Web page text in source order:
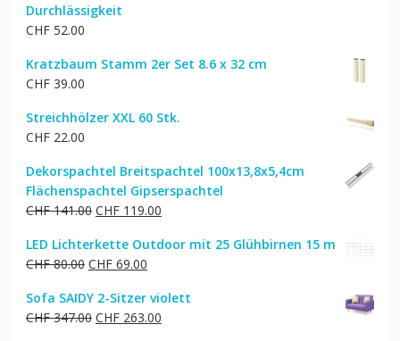
Durchlässigkeit
CHF52.00
Kratzbaum Stamm 2er Set 8.6 x 32 cm
CHF39.00
Streichhölzer XXL 60 Stk.
CHF22.00
Dekorspachtel Breitspachtel 100x13,8x5,4cm
Flächenspachtel Gipserspachtel
CHF141.00 Ursprünglicher
war:
CHF 141.00
CHF119.00Aktueller
ist:
LED Lichterkette Outdoor mit 25 Glühbirnen 15 m
CHF80.00 Ursprünglicher
war:
CHF 80.00
CHF69.00Aktueller
ist:
CHF 69.00.
Sofa SAIDY 2-Sitzer violett
CHF347.00 Ursprünglicher
CHF263.00Aktueller